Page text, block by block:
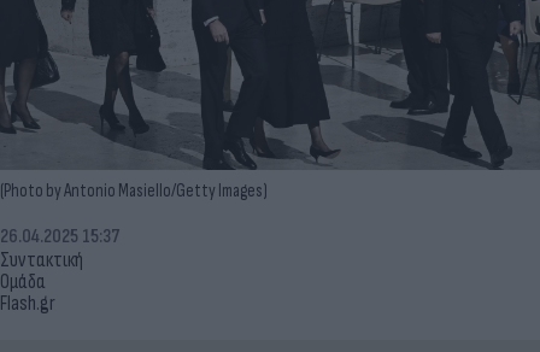
(Photo by Antonio Masiello/Getty Images)
Συντακτική
Ομάδα
Flash.gr
26.04.2025 15:37